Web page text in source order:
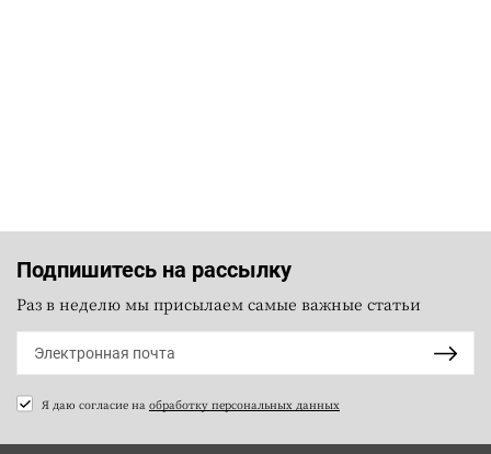
Подпишитесь на рассылку
Раз в неделю мы присылаем самые важные статьи
Я даю согласие на обработку персональных данных